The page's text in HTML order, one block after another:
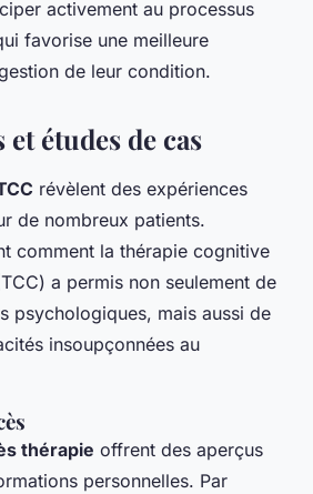
activement au processus
favorise une meilleure
de leur condition.
études de cas
révèlent des expériences
de nombreux patients.
comment la thérapie cognitive
a permis non seulement de
psychologiques, mais aussi de
insoupçonnées au
thérapie offrent des aperçus
personnelles. Par